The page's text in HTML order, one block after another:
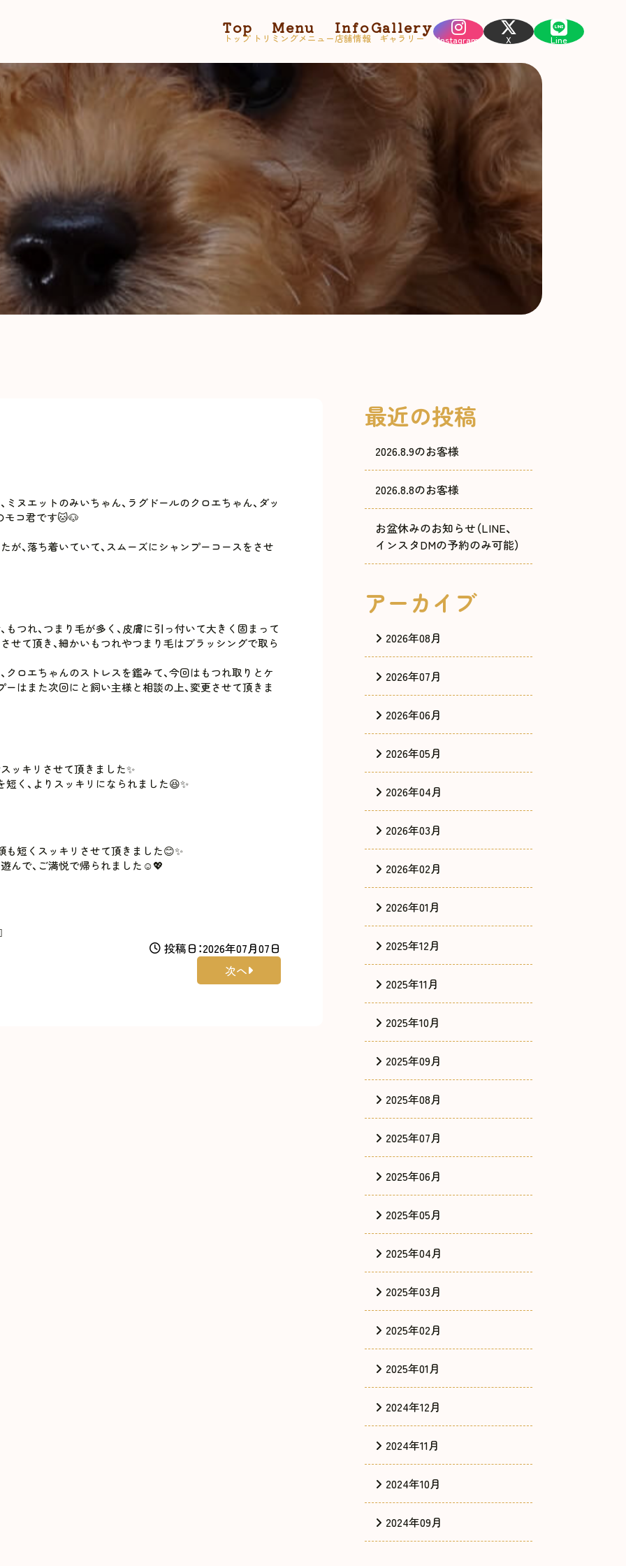
トップ
Top
トリミングメニュー
Menu
店舗情報
Info
ギャラリー
Gallery
Instagram X Line
ヌエットのみいちゃん、ラグドールのクロエちゃん、ダッ
モコ君です🐱🐶
が、落ち着いていて、スムーズにシャンプーコースをさせ
つれ、つまり毛が多く、皮膚に引っ付いて大きく固まって
せて頂き、細かいもつれやつまり毛はブラッシングで取ら
ロエちゃんのストレスを鑑みて、今回はもつれ取りとケ
はまた次回にと飼い主様と相談の上、変更させて頂きま
ッキリさせて頂きました✨
く、よりスッキリになられました😆✨
も短くスッキリさせて頂きました😊✨
んで、ご満悦で帰られました☺️💖
投稿日：2026年07月07日
次へ
最近の投稿
2026.8.9のお客様
2026.8.8のお客様
お盆休みのお知らせ（LINE、
インスタDMの予約のみ可能）
アーカイブ
2026年08月
2026年07月
2026年06月
2026年05月
2026年04月
2026年03月
2026年02月
2026年01月
2025年12月
2025年11月
2025年10月
2025年09月
2025年08月
2025年07月
2025年06月
2025年05月
2025年04月
2025年03月
2025年02月
2025年01月
2024年12月
2024年11月
2024年10月
2024年09月